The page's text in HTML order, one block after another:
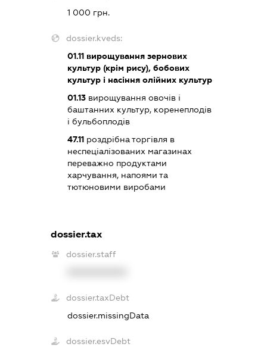
1 000 грн.
dossier.kveds:
01.11 вирощування зернових
культур (крім рису), бобових
культур і насіння олійних культур
01.13 вирощування овочів і
баштанних культур, коренеплодів
і бульбоплодів
47.11 роздрібна торгівля в
неспеціалізованих магазинах
переважно продуктами
харчування, напоями та
тютюновими виробами
dossier.tax
dossier.staff
dossier.taxDebt
dossier.missingData
dossier.esvDebt